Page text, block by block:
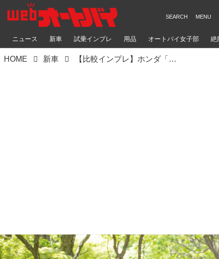
ニュース 新車 試乗インプレ 用品 オートバイ女子部 絶
HOME 新車 【比較インプレ】ホンダ「CB650R」VS カワサキ「Z650RS」〈横田編〉｜サイズもパワーもちょうどいい？ すべてが違う2台の''ロッパン''